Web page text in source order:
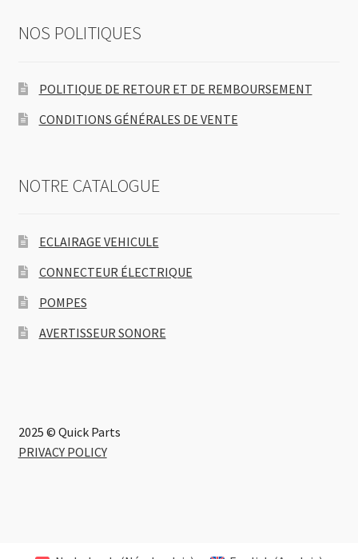
NOS POLITIQUES
POLITIQUE DE RETOUR ET DE REMBOURSEMENT
CONDITIONS GÉNÉRALES DE VENTE
NOTRE CATALOGUE
ECLAIRAGE VEHICULE
CONNECTEUR ÉLECTRIQUE
POMPES
AVERTISSEUR SONORE
2025 © Quick Parts
PRIVACY POLICY